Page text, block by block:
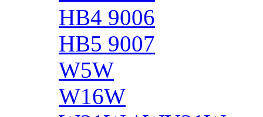
HB4 9006
HB5 9007
W5W
W16W